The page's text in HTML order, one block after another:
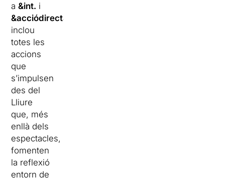
a&int. i
&acciódirecta
inclou
totes les
accions
que
s’impulsen
des del
Lliure
que, més
enllà dels
espectacles,
fomenten
la reflexió
entorn de